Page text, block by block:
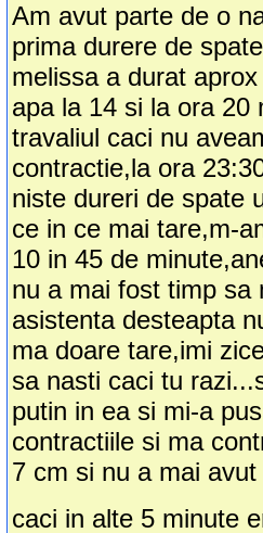
Am avut parte de o
prima durere de
melissa a durat
apa la 14 si la ora 20
travaliul caci nu
contractie,la ora
niste dureri de spate
ce in ce mai tare,m-
10 in 45 de
nu a mai fost timp sa
asistenta desteapta
ma doare tare,imi
sa nasti caci tu
putin in ea si mi-a
contractiile si ma
7 cm si nu a mai
caci in alte 5 minute